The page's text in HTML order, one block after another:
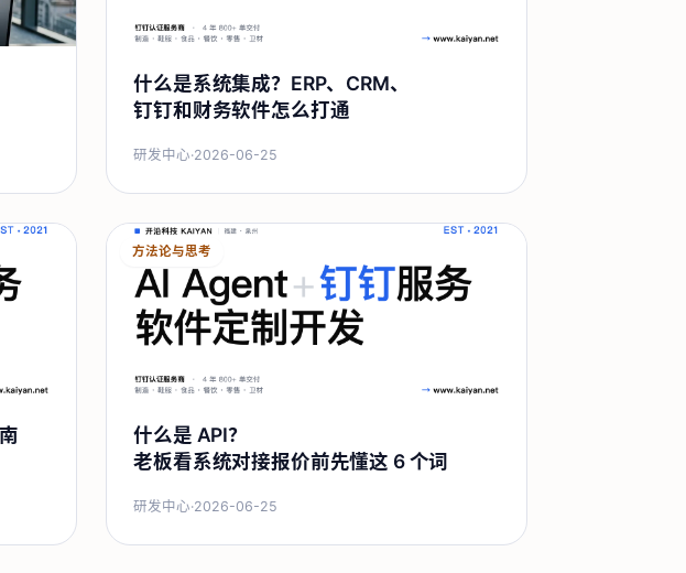
什么是系统集成？ERP、CRM、
钉钉和财务软件怎么打通
研发中心·2026-06-25
方法论与思考
什么是 API？
老板看系统对接报价前先懂这 6 个词
研发中心·2026-06-25